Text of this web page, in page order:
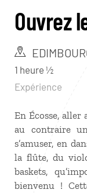
Ouvrez
1 heure ½
Expérience
En Écosse, aller
au contraire
s’amuser, en
la flûte, du
baskets,
bienvenu !